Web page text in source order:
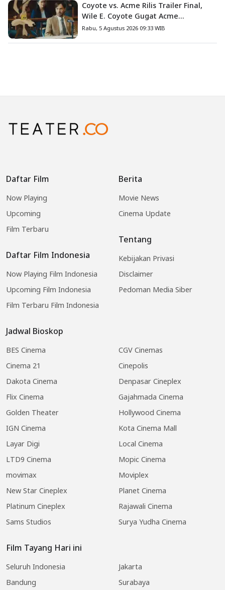
Coyote vs. Acme Rilis Trailer Final,
Wile E. Coyote Gugat Acme
Corporation ke Pengadilan
Rabu, 5 Agustus 2026 09:33 WIB
Daftar Film
Now Playing
Upcoming
Film Terbaru
Daftar Film Indonesia
Now Playing Film Indonesia
Upcoming Film Indonesia
Film Terbaru Film Indonesia
Jadwal Bioskop
BES Cinema
CGV Cinemas
Cinema 21
Cinepolis
Dakota Cinema
Denpasar Cineplex
Flix Cinema
Gajahmada Cinema
Golden Theater
Hollywood Cinema
IGN Cinema
Kota Cinema Mall
Layar Digi
Local Cinema
LTD9 Cinema
Mopic Cinema
movimax
Moviplex
New Star Cineplex
Planet Cinema
Platinum Cineplex
Rajawali Cinema
Sams Studios
Surya Yudha Cinema
Film Tayang Hari ini
Seluruh Indonesia
Jakarta
Bandung
Surabaya
Berita
Movie News
Cinema Update
Tentang
Kebijakan Privasi
Disclaimer
Pedoman Media Siber